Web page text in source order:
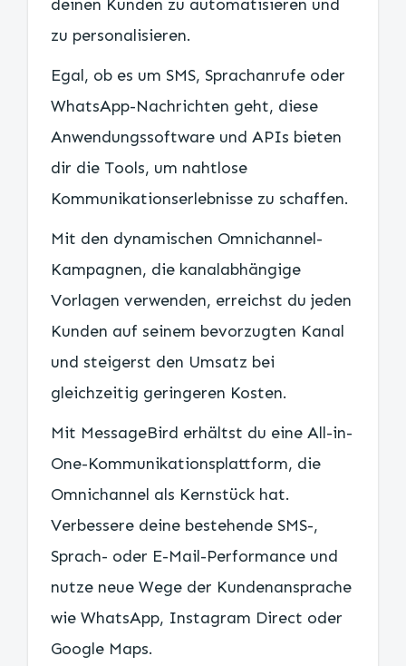
deinen Kunden zu automatisieren und
zu personalisieren.
Egal, ob es um SMS, Sprachanrufe oder
WhatsApp-Nachrichten geht, diese
Anwendungssoftware und APIs bieten
dir die Tools, um nahtlose
Kommunikationserlebnisse zu schaffen.
Mit den dynamischen Omnichannel-
Kampagnen, die kanalabhängige
Vorlagen verwenden, erreichst du jeden
Kunden auf seinem bevorzugten Kanal
und steigerst den Umsatz bei
gleichzeitig geringeren Kosten.
Mit MessageBird erhältst du eine All-in-
One-Kommunikationsplattform, die
Omnichannel als Kernstück hat.
Verbessere deine bestehende SMS-,
Sprach- oder E-Mail-Performance und
nutze neue Wege der Kundenansprache
wie WhatsApp, Instagram Direct oder
Google Maps.